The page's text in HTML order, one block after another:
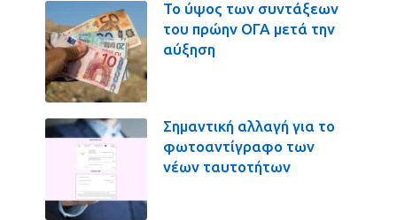
Το ύψος των συντάξεων
του πρώην ΟΓΑ μετά την
αύξηση
Σημαντική αλλαγή για το
φωτοαντίγραφο των
νέων ταυτοτήτων